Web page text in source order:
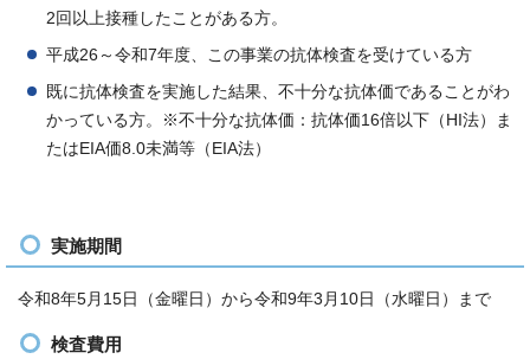
2回以上接種したことがある方。
平成26～令和7年度、この事業の抗体検査を受けている方
既に抗体検査を実施した結果、不十分な抗体価であることがわ
かっている方。※不十分な抗体価：抗体価16倍以下（HI法）ま
たはEIA価8.0未満等（EIA法）
実施期間
令和8年5月15日（金曜日）から令和9年3月10日（水曜日）まで
検査費用